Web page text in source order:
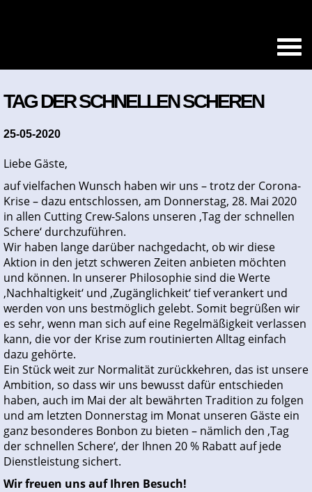
TAG DER SCHNELLEN SCHEREN
25-05-2020
Liebe Gäste,
auf vielfachen Wunsch haben wir uns – trotz der Corona-
Krise – dazu entschlossen, am Donnerstag, 28. Mai 2020
in allen Cutting Crew-Salons unseren ‚Tag der schnellen
Schere‘ durchzuführen.
Wir haben lange darüber nachgedacht, ob wir diese
Aktion in den jetzt schweren Zeiten anbieten möchten
und können. In unserer Philosophie sind die Werte
‚Nachhaltigkeit‘ und ‚Zugänglichkeit‘ tief verankert und
werden von uns bestmöglich gelebt. Somit begrüßen wir
es sehr, wenn man sich auf eine Regelmäßigkeit verlassen
kann, die vor der Krise zum routinierten Alltag einfach
dazu gehörte.
Ein Stück weit zur Normalität zurückkehren, das ist unsere
Ambition, so dass wir uns bewusst dafür entschieden
haben, auch im Mai der alt bewährten Tradition zu folgen
und am letzten Donnerstag im Monat unseren Gäste ein
ganz besonderes Bonbon zu bieten – nämlich den ‚Tag
der schnellen Schere‘, der Ihnen 20 % Rabatt auf jede
Dienstleistung sichert.
Wir freuen uns auf Ihren Besuch!